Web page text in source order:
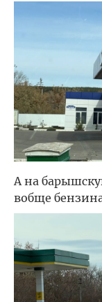
А на
вобще